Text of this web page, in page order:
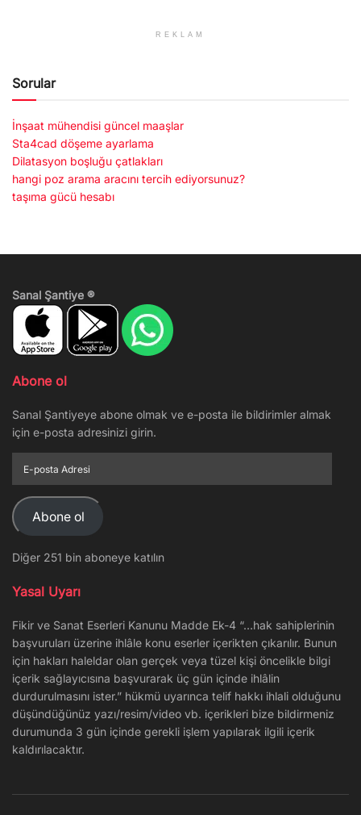
REKLAM
Sorular
İnşaat mühendisi güncel maaşlar
Sta4cad döşeme ayarlama
Dilatasyon boşluğu çatlakları
hangi poz arama aracını tercih ediyorsunuz?
taşıma gücü hesabı
Sanal Şantiye ®
Abone ol
Sanal Şantiyeye abone olmak ve e-posta ile bildirimler almak
için e-posta adresinizi girin.
posta
Adresi
Abone ol
Diğer 251 bin aboneye katılın
Yasal Uyarı
Fikir ve Sanat Eserleri Kanunu Madde Ek-4 “…hak sahiplerinin
başvuruları üzerine ihlâle konu eserler içerikten çıkarılır. Bunun
için hakları haleldar olan gerçek veya tüzel kişi öncelikle bilgi
içerik sağlayıcısına başvurarak üç gün içinde ihlâlin
durdurulmasını ister.” hükmü uyarınca telif hakkı ihlali olduğunu
düşündüğünüz yazı/resim/video vb. içerikleri bize bildirmeniz
durumunda 3 gün içinde gerekli işlem yapılarak ilgili içerik
kaldırılacaktır.